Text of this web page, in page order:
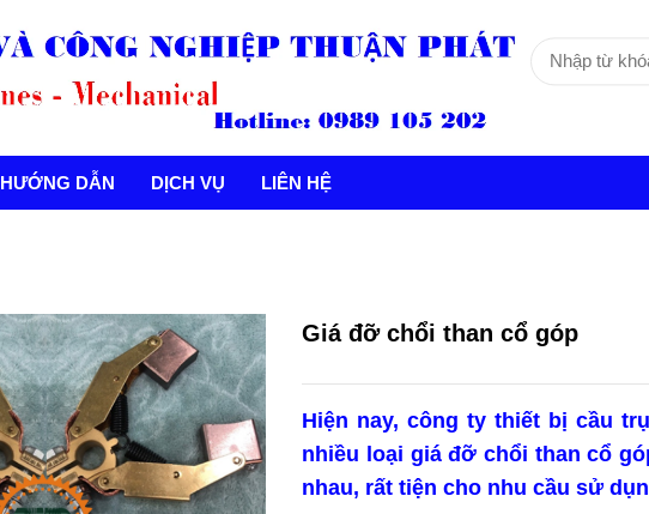
HƯỚNG DẪN DỊCH VỤ LIÊN HỆ
Giá đỡ chổi than cổ góp
Hiện nay, công ty thiết bị cầu
nhiều loại giá đỡ chổi than cổ
nhau, rất tiện cho nhu cầu sử